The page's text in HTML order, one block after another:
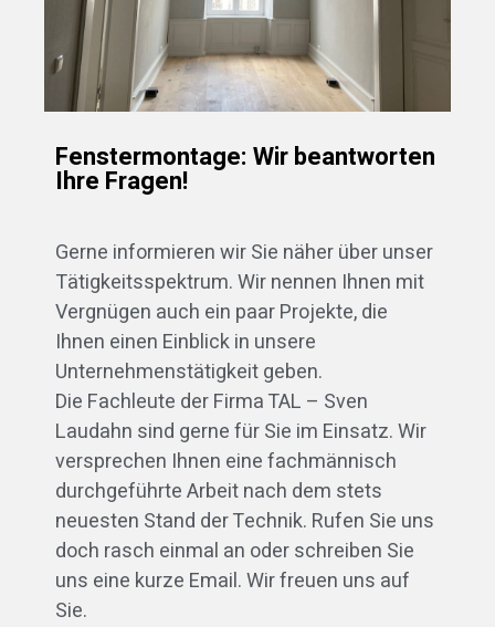
Fenstermontage: Wir beantworten
Ihre Fragen!
Gerne informieren wir Sie näher über unser
Tätigkeitsspektrum. Wir nennen Ihnen mit
Vergnügen auch ein paar Projekte, die
Ihnen einen Einblick in unsere
Unternehmenstätigkeit geben.
Die Fachleute der Firma TAL – Sven
Laudahn sind gerne für Sie im Einsatz. Wir
versprechen Ihnen eine fachmännisch
durchgeführte Arbeit nach dem stets
neuesten Stand der Technik. Rufen Sie uns
doch rasch einmal an oder schreiben Sie
uns eine kurze Email. Wir freuen uns auf
Sie.